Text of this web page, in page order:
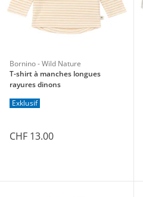
Bornino - Wild Nature
T-shirt à manches longues
rayures dinons
Exklusif
CHF 13.00